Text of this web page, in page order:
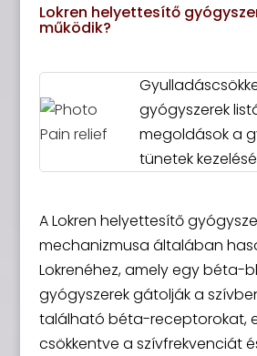
Lokren helyettesítő
működik?
gyógyszerek
megoldások a
tünetek
A Lokren helyettesítő
mechanizmusa általában
Lokrenéhez, amely egy béta-
gyógyszerek gátolják a
található béta-receptorokat,
csökkentve a szívfrekvenciát